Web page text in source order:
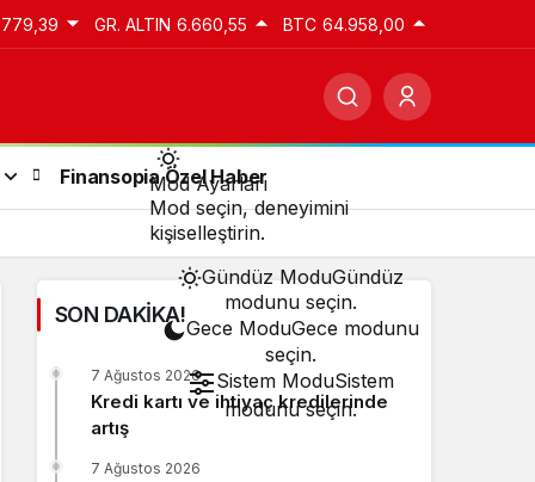
GR. ALTIN 6.660,55 BTC 64.958,00
Finansopia Özel Haber
Mod Ayarları
Mod seçin, deneyimini
kişiselleştirin.
Gündüz ModuGündüz
modunu seçin.
Gece ModuGece modunu
seçin.
Sistem ModuSistem
modunu seçin.
SON DAKİKA!
Kredi kartı ve ihtiyaç kredilerinde
artış
7 Ağustos 2026
7 Ağustos 2026